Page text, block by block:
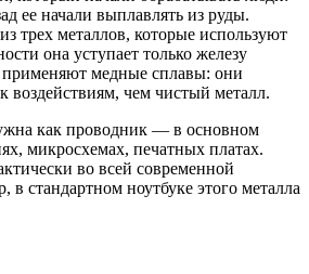
ее начали выплавлять из руды.
трех металлов, которые используют
она уступает только железу
медные сплавы: они
воздействиям, чем чистый металл.
как проводник — в основном
микросхемах, печатных платах.
во всей современной
в стандартном ноутбуке этого металла